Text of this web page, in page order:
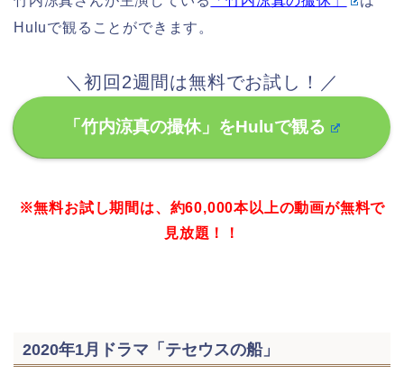
Huluで観ることができます。
＼初回2週間は無料でお試し！／
「竹内涼真の撮休」をHuluで観る
※無料お試し期間は、約60,000本以上の動画が無料で
見放題！！
2020年1月ドラマ「テセウスの船」